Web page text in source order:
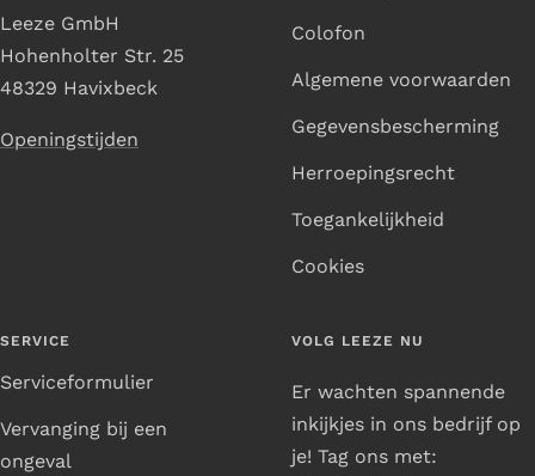
Leeze GmbH
Hohenholter Str. 25
48329 Havixbeck
Openingstijden
Colofon
Algemene voorwaarden
Gegevensbescherming
Herroepingsrecht
Toegankelijkheid
Cookies
SERVICE
Serviceformulier
Vervanging bij een
ongeval
VOLG LEEZE NU
Er wachten spannende
inkijkjes in ons bedrijf op
je! Tag ons met: